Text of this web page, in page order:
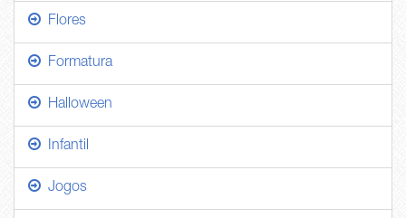
Flores
Formatura
Halloween
Infantil
Jogos